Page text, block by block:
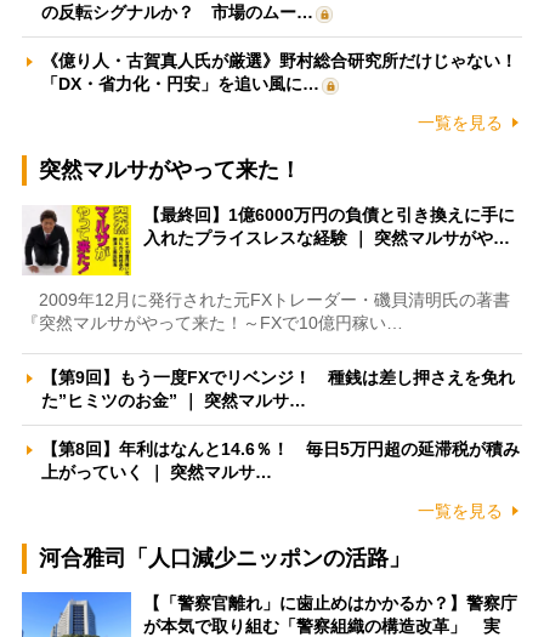
の反転シグナルか？ 市場のムー…
《億り人・古賀真人氏が厳選》野村総合研究所だけじゃない！
「DX・省力化・円安」を追い風に…
一覧を見る
突然マルサがやって来た！
【最終回】1億6000万円の負債と引き換えに手に
入れたプライスレスな経験 ｜ 突然マルサがや…
2009年12月に発行された元FXトレーダー・磯貝清明氏の著書
『突然マルサがやって来た！～FXで10億円稼い…
【第9回】もう一度FXでリベンジ！ 種銭は差し押さえを免れ
た”ヒミツのお金” ｜ 突然マルサ…
【第8回】年利はなんと14.6％！ 毎日5万円超の延滞税が積み
上がっていく ｜ 突然マルサ…
一覧を見る
河合雅司「人口減少ニッポンの活路」
【「警察官離れ」に歯止めはかかるか？】警察庁
が本気で取り組む「警察組織の構造改革」 実